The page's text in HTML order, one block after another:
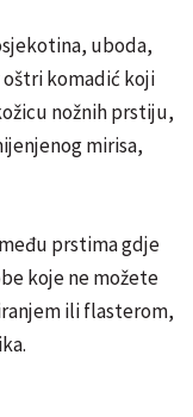
uboda,
komadić koji
nožnih prstiju,
mirisa,
prstima gdje
koje ne možete
ili flasterom,